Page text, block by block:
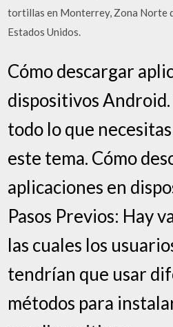
tortillas en Monterrey, Zona Norte
Estados Unidos.
Cómo descargar
dispositivos Android.
todo lo que
este tema. Cómo
aplicaciones en
Pasos Previos: Hay
las cuales los
tendrían que usar
métodos para